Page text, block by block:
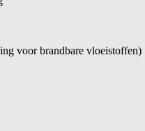
voor brandbare vloeistoffen)